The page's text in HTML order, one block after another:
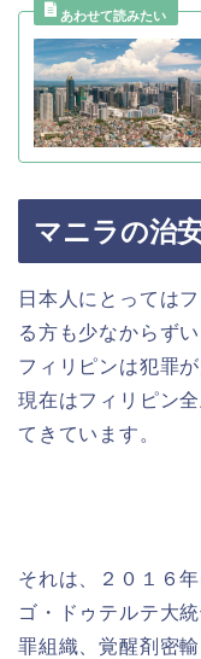
マニラの治
日本人にとっては
る方も少なからず
フィリピンは犯罪
現在はフィリピン
てきています。
それは、２０１６
ゴ・ドゥテルテ大
罪組織、覚醒剤密